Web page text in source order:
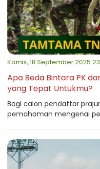
Kamis, 18 September 2025
Apa Beda Bintara PK
yang Tepat Untukmu?
Bagi calon pendaftar
pemahaman mengenai